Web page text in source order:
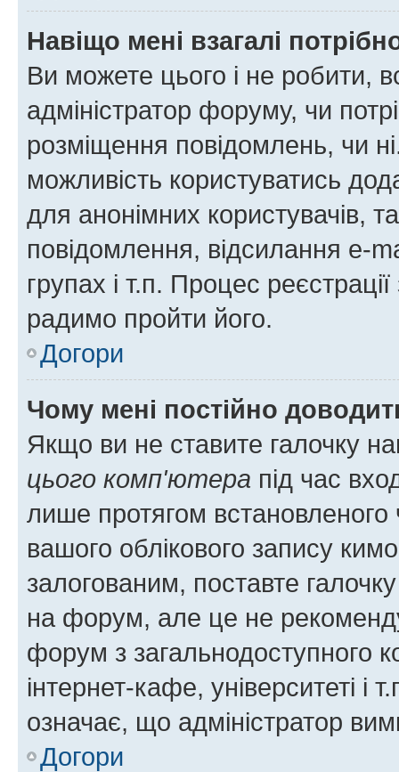
Навіщо мені взагалі
Ви можете цього і не робити,
адміністратор форуму, чи
розміщення повідомлень, чи
можливість користуватись
для анонімних користувачів,
повідомлення, відсилання e-
групах і т.п. Процес
радимо пройти його.
Догори
Чому мені постійно
Якщо ви не ставите галочку
цього комп'ютера під час
лише протягом встановленого
вашого облікового запису
залогованим, поставте
на форум, але це не
форум з загальнодоступного
інтернет-кафе, університеті і
означає, що адміністратор
Догори